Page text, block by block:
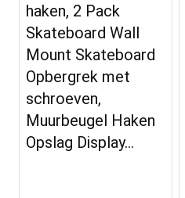
haken, 2 Pack
Skateboard Wall
Mount Skateboard
Opbergrek met
schroeven,
Muurbeugel Haken
Opslag Display…